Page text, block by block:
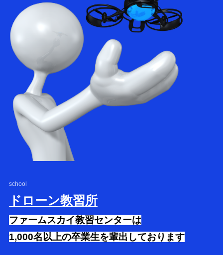
school
ドローン教習所
ファームスカイ教習センターは
1,000名以上の卒業生を輩出しております